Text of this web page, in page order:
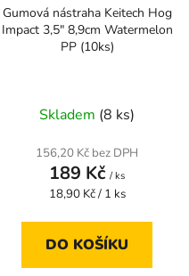
Gumová nástraha Keitech Hog
Impact 3,5" 8,9cm Watermelon
PP (10ks)
Skladem (8 ks)
156,20 Kč bez DPH
189 Kč / ks
Měrná
18,90 Kč / 1 ks
DO KOŠÍKU